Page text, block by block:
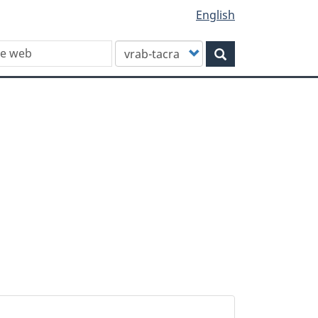
English
Customize
your
search